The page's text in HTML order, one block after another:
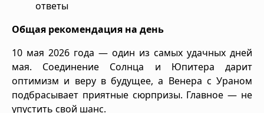
ответы
Общая рекомендация на день
10 мая 2026 года — один из самых удачных дней
мая. Соединение Солнца и Юпитера дарит
оптимизм и веру в будущее, а Венера с Ураном
подбрасывает приятные сюрпризы. Главное — не
упустить свой шанс.